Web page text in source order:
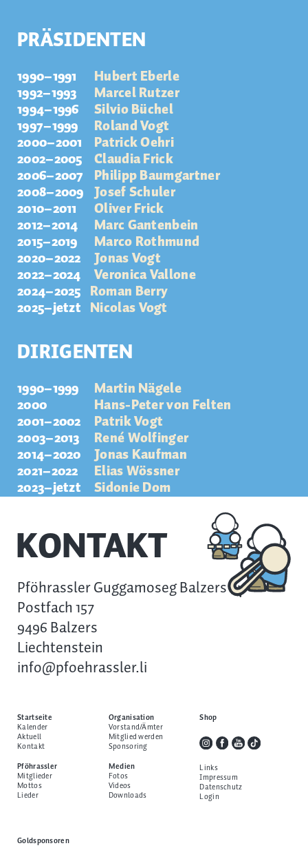
PRÄSIDENTEN
1990–1991 Hubert Eberle
1992–1993 Marcel Rutzer
1994–1996 Silvio Büchel
1997–1999 Roland Vogt
2000–2001 Patrick Oehri
2002–2005 Claudia Frick
2006–2007 Philipp Baumgartner
2008–2009 Josef Schuler
2010–2011 Oliver Frick
2012–2014 Marc Gantenbein
2015–2019 Marco Rothmund
2020–2022 Jonas Vogt
2022–2024 Veronica Vallone
2024–2025 Roman Berry
2025–jetzt Nicolas Vogt
DIRIGENTEN
1990–1999 Martin Nägele
2000 Hans-Peter von Felten
2001–2002 Patrik Vogt
2003–2013 René Wolfinger
2014–2020 Jonas Kaufman
2021–2022 Elias Wössner
2023–jetzt Sidonie Dom
KONTAKT
Pföhrassler Guggamoseg Balzers
Postfach 157
9496 Balzers
Liechtenstein
info@pfoehrassler.li
Startseite
Kalender
Aktuell
Kontakt
Pföhrassler
Mitglieder
Mottos
Lieder
Organisation
Vorstand/Ämter
Mitglied werden
Sponsoring
Medien
Fotos
Videos
Downloads
Shop
Links
Impressum
Datenschutz
Login
Goldsponsoren